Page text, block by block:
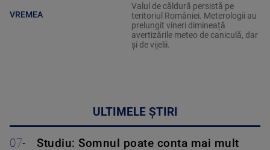
VREMEA
Valul de căldură persistă pe
teritoriul României. Meterologii au
prelungit vineri dimineață
avertizările meteo de caniculă, dar
și de vijelii.
ULTIMELE ȘTIRI
07-
Studiu: Somnul poate conta mai mult